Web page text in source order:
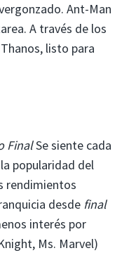
Ant-Man
A través de los
listo para
FinalSe siente cada
popularidad del
rendimientos
desde final
interés por
Ms. Marvel)